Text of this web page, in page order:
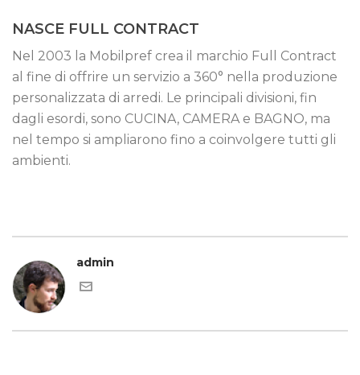
NASCE FULL CONTRACT
Nel 2003 la Mobilpref crea il marchio Full Contract
al fine di offrire un servizio a 360° nella produzione
personalizzata di arredi. Le principali divisioni, fin
dagli esordi, sono CUCINA, CAMERA e BAGNO, ma
nel tempo si ampliarono fino a coinvolgere tutti gli
ambienti.
admin